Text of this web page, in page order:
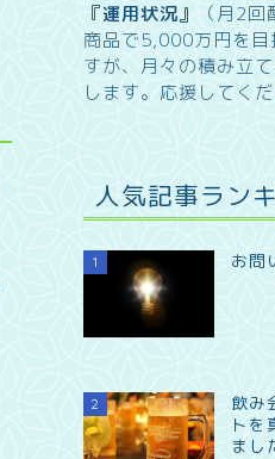
『運用状況』 （月2回
商品で5,000万円を
すが、月々の積み立
します。 応援してくだ
人気記事ラン
1 お問
2
飲み
トを
まし